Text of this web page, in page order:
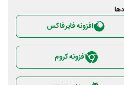
افزونه فایرفاکس
افزونه کروم